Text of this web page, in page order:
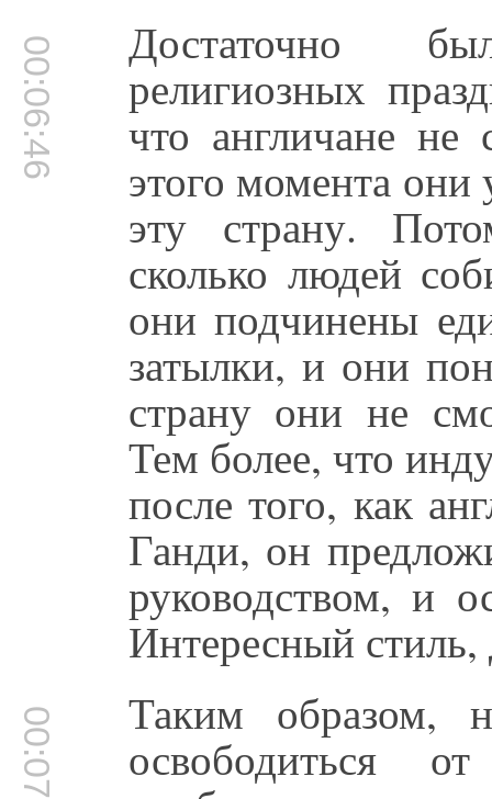
00:06:46 Достаточно
религиозных
что англичане не
этого момента они
эту страну.
сколько людей
они подчинены
затылки, и они
страну они не
Тем более, что
после того, как
Ганди, он
руководством, и
Интересный
Таким образом,
освободиться